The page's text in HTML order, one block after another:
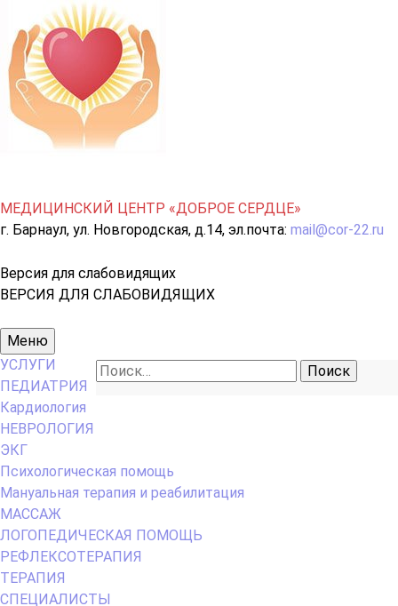
МЕДИЦИНСКИЙ ЦЕНТР «ДОБРОЕ СЕРДЦЕ»
г. Барнаул, ул. Новгородская, д.14, эл.почта: mail@cor-22.ru
Версия для слабовидящих
ВЕРСИЯ ДЛЯ СЛАБОВИДЯЩИХ
Основное
меню
Меню
Найти:
УСЛУГИ
ПЕДИАТРИЯ
Кардиология
НЕВРОЛОГИЯ
ЭКГ
Психологическая помощь
Мануальная терапия и реабилитация
МАССАЖ
ЛОГОПЕДИЧЕСКАЯ ПОМОЩЬ
РЕФЛЕКСОТЕРАПИЯ
ТЕРАПИЯ
СПЕЦИАЛИСТЫ